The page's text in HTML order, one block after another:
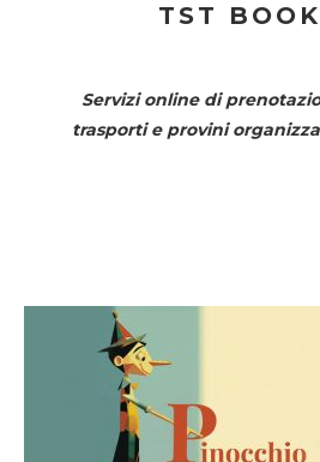
TST
Servizi online di
trasporti e provini